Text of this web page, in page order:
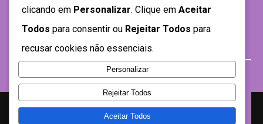
clicando em Personalizar. Clique em Aceitar
Todos para consentir ou Rejeitar Todos para
recusar cookies não essenciais.
Personalizar
Rejeitar Todos
Aceitar Todos